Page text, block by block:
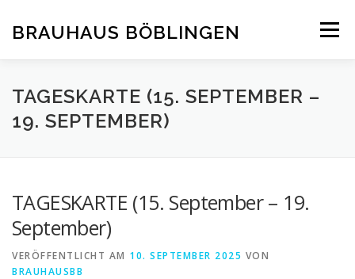
springen
BRAUHAUS BÖBLINGEN Menü
TAGESKARTE (15. SEPTEMBER –
19. SEPTEMBER)
TAGESKARTE (15. September – 19.
September)
VERÖFFENTLICHT AM 10. SEPTEMBER 2025 VON
BRAUHAUSBB